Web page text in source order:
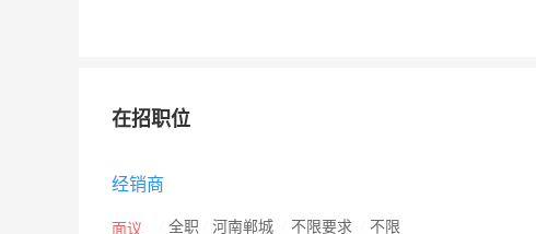
在招职位
经销商
面议 全职 河南郸城 不限要求 不限